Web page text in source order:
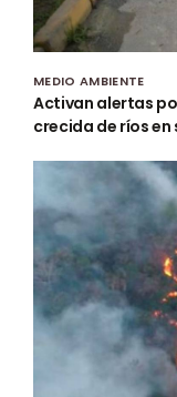
MEDIO AMBIENTE
Activan alertas
crecida de ríos